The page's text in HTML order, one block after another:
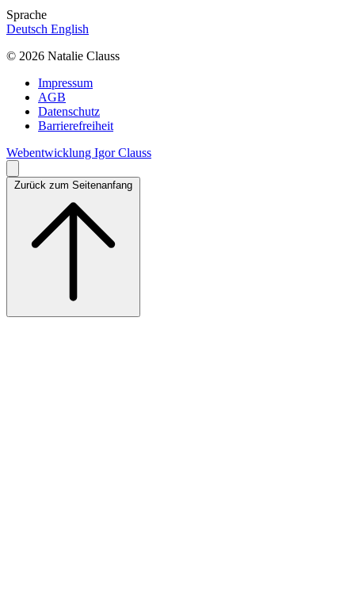
Sprache
Deutsch English
© 2026 Natalie Clauss
Impressum
AGB
Datenschutz
Barrierefreiheit
Webentwicklung Igor Clauss
Zurück zum Seitenanfang